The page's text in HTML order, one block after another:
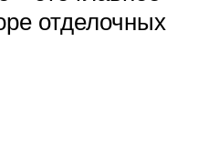
отделочных